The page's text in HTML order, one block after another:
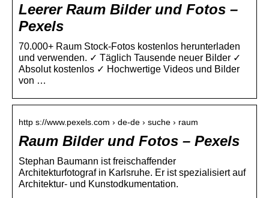
Leerer Raum Bilder und Fotos –
Pexels
70.000+ Raum Stock-Fotos kostenlos herunterladen
und verwenden. ✓ Täglich Tausende neuer Bilder ✓
Absolut kostenlos ✓ Hochwertige Videos und Bilder
von …
http s://www.pexels.com › de-de › suche › raum
Raum Bilder und Fotos – Pexels
Stephan Baumann ist freischaffender
Architekturfotograf in Karlsruhe. Er ist spezialisiert auf
Architektur- und Kunstodkumentation.